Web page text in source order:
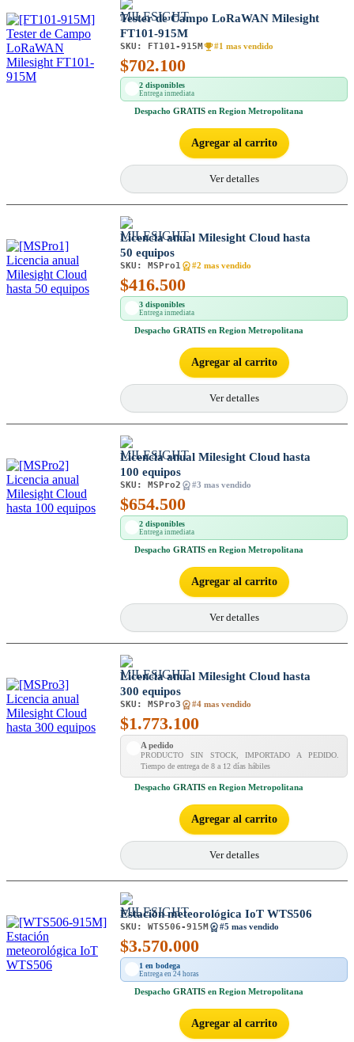
Tester de Campo LoRaWAN Milesight
FT101-915M
SKU: FT101-915M #1 mas vendido
$702.100
2 disponibles
Entrega inmediata
Despacho GRATIS en Region Metropolitana
Agregar al carrito
Ver detalles
Licencia anual Milesight Cloud hasta
50 equipos
SKU: MSPro1 #2 mas vendido
$416.500
3 disponibles
Entrega inmediata
Despacho GRATIS en Region Metropolitana
Agregar al carrito
Ver detalles
Licencia anual Milesight Cloud hasta
100 equipos
SKU: MSPro2 #3 mas vendido
$654.500
2 disponibles
Entrega inmediata
Despacho GRATIS en Region Metropolitana
Agregar al carrito
Ver detalles
Licencia anual Milesight Cloud hasta
300 equipos
SKU: MSPro3 #4 mas vendido
$1.773.100
A pedido
PRODUCTO SIN STOCK, IMPORTADO A PEDIDO.
Tiempo de entrega de 8 a 12 días hábiles
Despacho GRATIS en Region Metropolitana
Agregar al carrito
Ver detalles
Estación meteorológica IoT WTS506
SKU: WTS506-915M #5 mas vendido
$3.570.000
1 en bodega
Entrega en 24 horas
Despacho GRATIS en Region Metropolitana
Agregar al carrito